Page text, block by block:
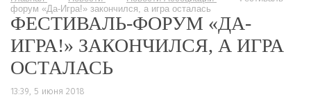
форум «Да-Игра!» закончился, а игра осталась
ФЕСТИВАЛЬ-ФОРУМ «ДА-
ИГРА!» ЗАКОНЧИЛСЯ, А ИГРА
ОСТАЛАСЬ
13:39, 5 июня 2018